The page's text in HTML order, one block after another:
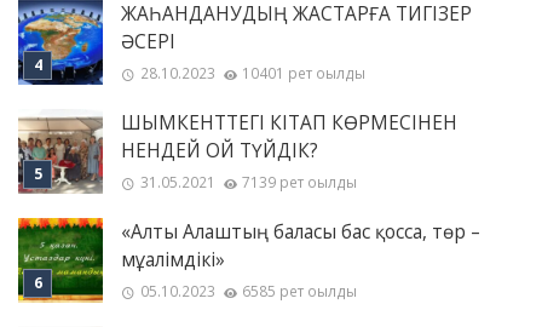
ЖАҺАНДАНУДЫҢ ЖАСТАРҒА ТИГІЗЕР
ӘСЕРІ
28.10.2023 10401 рет оқылды
ШЫМКЕНТТЕГІ КІТАП КӨРМЕСІНЕН
НЕНДЕЙ ОЙ ТҮЙДІК?
31.05.2021 7139 рет оқылды
«Алты Алаштың баласы бас қосса, төр –
мұғалімдікі»
05.10.2023 6585 рет оқылды